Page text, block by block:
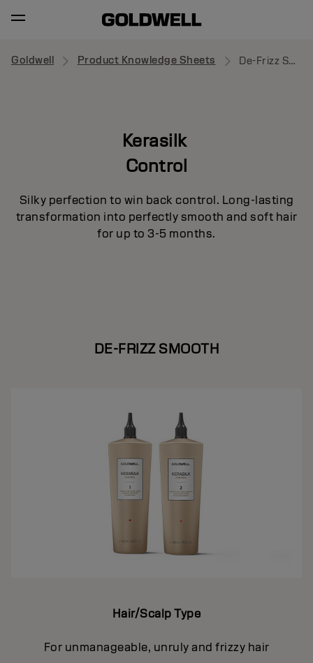
Goldwell Product Knowledge Sheets De-Frizz Smooth
Kerasilk
Control
Silky perfection to win back control. Long-lasting
transformation into perfectly smooth and soft hair
for up to 3-5 months.
DE-FRIZZ SMOOTH
Hair/Scalp Type
For unmanageable, unruly and frizzy hair